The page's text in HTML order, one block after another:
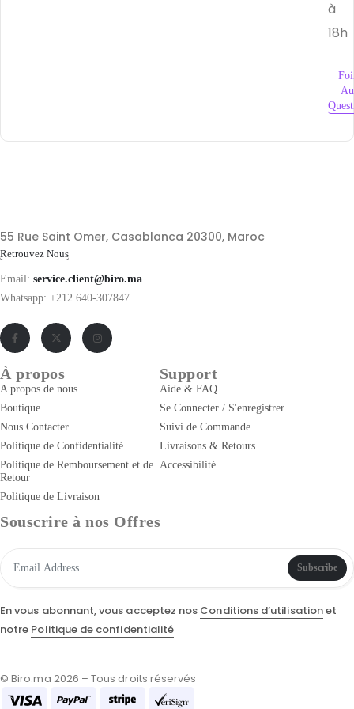
à
18h
55 Rue Saint Omer, Casablanca 20300, Maroc
Retrouvez Nous
Email: service.client@biro.ma
Whatsapp: +212 640-307847
À propos
A propos de nous
Boutique
Nous Contacter
Politique de Confidentialité
Politique de Remboursement et de
Retour
Politique de Livraison
Support
Aide & FAQ
Se Connecter / S'enregistrer
Suivi de Commande
Livraisons & Retours
Accessibilité
Souscrire à nos Offres
Subscribe
En vous abonnant, vous acceptez nos Conditions d’utilisationet
notre Politique de confidentialité
© Biro.ma 2026 – Tous droits réservés